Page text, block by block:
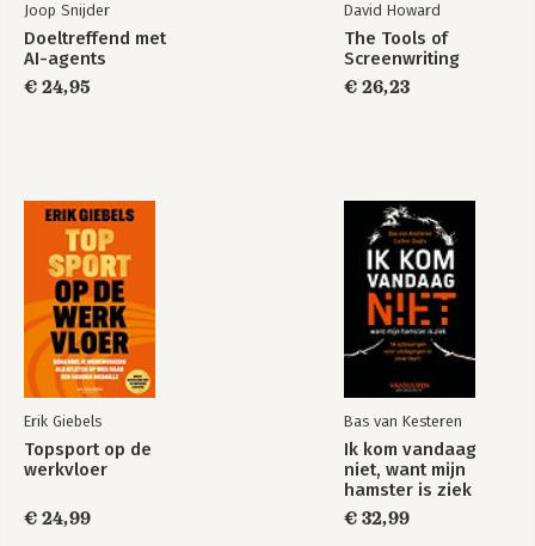
Joop Snijder
Doeltreffend met
AI-agents
€ 24,95
David Howard
The Tools of
Screenwriting
€ 26,23
Erik Giebels
Topsport op de
werkvloer
€ 24,99
Bas van Kesteren
Ik kom vandaag
niet, want mijn
hamster is ziek
€ 32,99